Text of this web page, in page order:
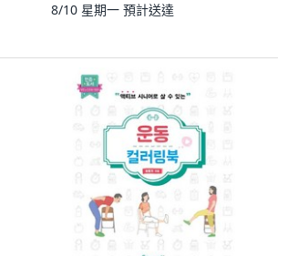
8/10 星期一 預計送達